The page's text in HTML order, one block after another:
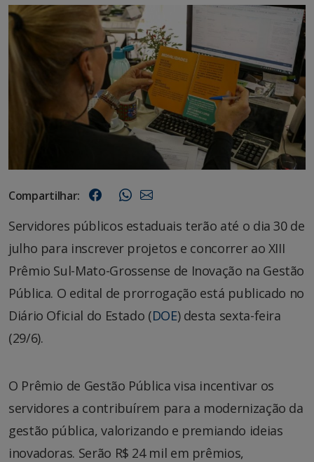
Compartilhar:
Servidores públicos estaduais terão até o dia 30 de
julho para inscrever projetos e concorrer ao XIII
Prêmio Sul-Mato-Grossense de Inovação na Gestão
Pública. O edital de prorrogação está publicado no
Diário Oficial do Estado (DOE) desta sexta-feira
(29/6).
O Prêmio de Gestão Pública visa incentivar os
servidores a contribuírem para a modernização da
gestão pública, valorizando e premiando ideias
inovadoras. Serão R$ 24 mil em prêmios,